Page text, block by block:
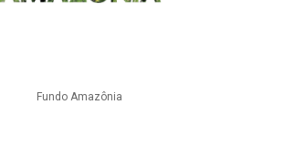
Fundo Amazônia